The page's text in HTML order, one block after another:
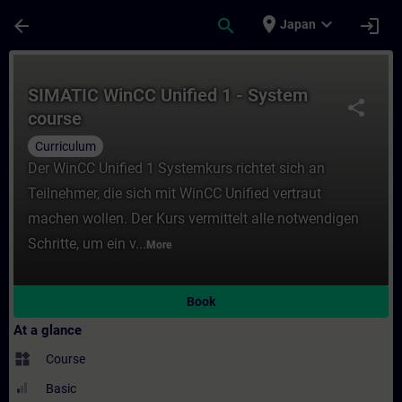
arrow_back search place Japan expand_more login
share
SIMATIC WinCC Unified 1 - System
course
Curriculum
Der WinCC Unified 1 Systemkurs richtet sich an
Teilnehmer, die sich mit WinCC Unified vertraut
machen wollen. Der Kurs vermittelt alle notwendigen
Schritte, um ein v... More
Book
At a glance
widgets Course
Basic